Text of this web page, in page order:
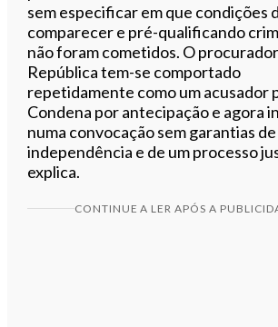
sem especificar em que condições
comparecer e pré-qualificando
não foram cometidos. O
República tem-se comportado
repetidamente como um acusador
Condena por antecipação e agora
numa convocação sem garantias de
independência e de um processo
explica.
CONTINUE A LER APÓS A